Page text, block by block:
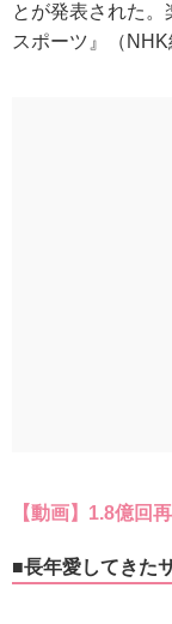
とが発表された
スポーツ』（
【動画】1.8億回
■長年愛してきた